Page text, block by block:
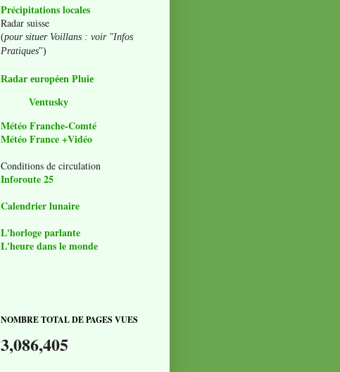
Précipitations locales
Radar suisse
(pour situer Voillans : voir "Infos
Pratiques")
Radar européen Pluie
Ventusky
Météo Franche-Comté
Météo France +Vidéo
Conditions de circulation
Inforoute 25
Calendrier lunaire
L'horloge parlante
L'heure dans le monde
NOMBRE TOTAL DE PAGES VUES
3,086,405